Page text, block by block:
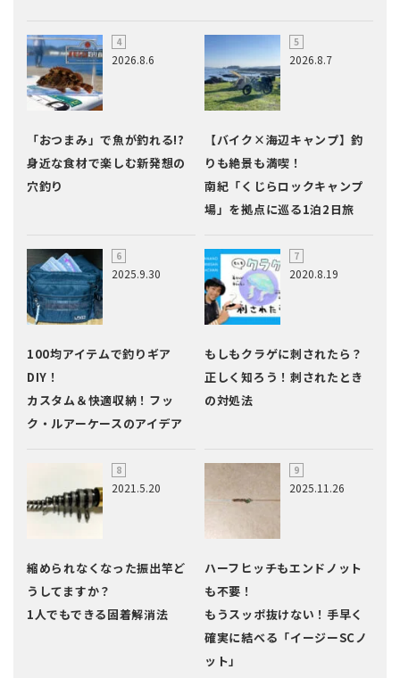
2026.8.6
「おつまみ」で魚が釣れる!?
身近な食材で楽しむ新発想の
穴釣り
2026.8.7
【バイク×海辺キャンプ】釣
りも絶景も満喫！
南紀「くじらロックキャンプ
場」を拠点に巡る1泊2日旅
2025.9.30
100均アイテムで釣りギア
DIY！
カスタム＆快適収納！フッ
ク・ルアーケースのアイデア
2020.8.19
もしもクラゲに刺されたら？
正しく知ろう！刺されたとき
の対処法
2021.5.20
縮められなくなった振出竿ど
うしてますか？
1人でもできる固着解消法
2025.11.26
ハーフヒッチもエンドノット
も不要！
もうスッポ抜けない！手早く
確実に結べる「イージーSCノ
ット」